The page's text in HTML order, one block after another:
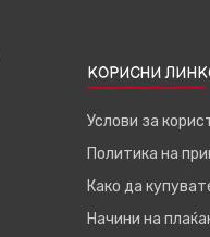
КОРИСНИ
Услови за
Политика на
Како да
Начини на